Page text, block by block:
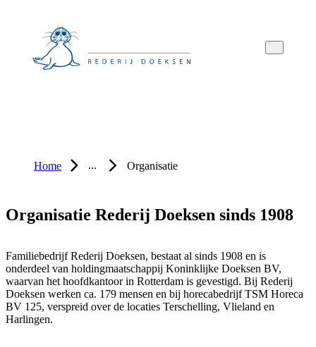
Overslaan
naar
hoofdnavigatie
Overslaan
naar
hoofdinhoud
Overslaan
naar
voettekstinhoud
Home ... Organisatie
Organisatie Rederij Doeksen sinds 1908
Familiebedrijf Rederij Doeksen, bestaat al sinds 1908 en is
onderdeel van holdingmaatschappij Koninklijke Doeksen BV,
waarvan het hoofdkantoor in Rotterdam is gevestigd. Bij Rederij
Doeksen werken ca. 179 mensen en bij horecabedrijf TSM Horeca
BV 125, verspreid over de locaties Terschelling, Vlieland en
Harlingen.